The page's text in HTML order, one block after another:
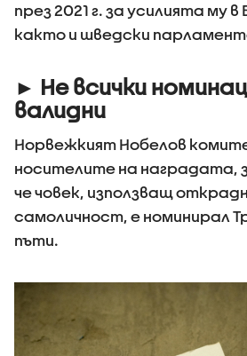
през 2021 г. за усилията му в
както и шведски
► Не всички
валидни
Норвежкият Нобелов
носителите на наградата,
че човек, използващ
самоличност, е номинирал
пъти.